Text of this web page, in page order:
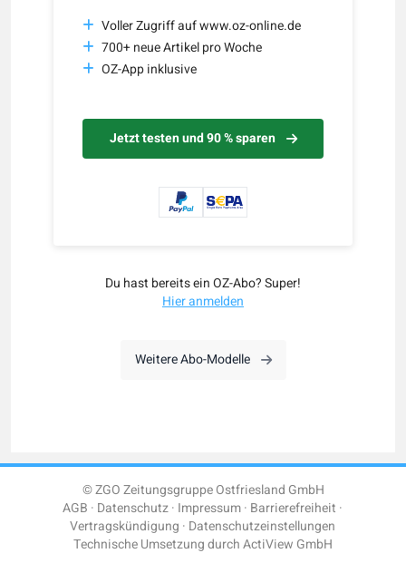
Voller Zugriff auf www.oz-online.de
700+ neue Artikel pro Woche
OZ-App inklusive
Jetzt testen und 90 % sparen
Du hast bereits ein OZ-Abo? Super!
Hier anmelden
Weitere Abo-Modelle
© ZGO Zeitungsgruppe Ostfriesland GmbH
AGB Datenschutz Impressum Barrierefreiheit
Vertragskündigung Datenschutzeinstellungen
Technische Umsetzung durchActiView GmbH